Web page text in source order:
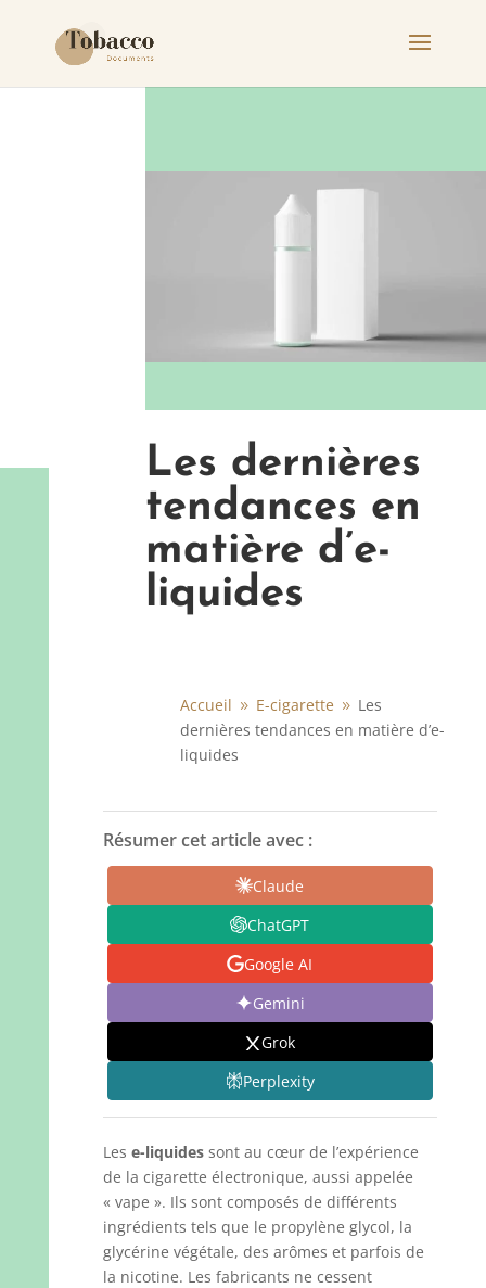
Les dernières
tendances en
matière d’e-
liquides
Accueil 9 E-cigarette 9 Les
dernières tendances en matière d’e-
liquides
Résumer cet article avec :
Claude
ChatGPT
Google AI
Gemini
Grok
Perplexity
Les e-liquidessont au cœur de l’expérience
de la cigarette électronique, aussi appelée
« vape ». Ils sont composés de différents
ingrédients tels que le propylène glycol, la
glycérine végétale, des arômes et parfois de
la nicotine. Les fabricants ne cessent